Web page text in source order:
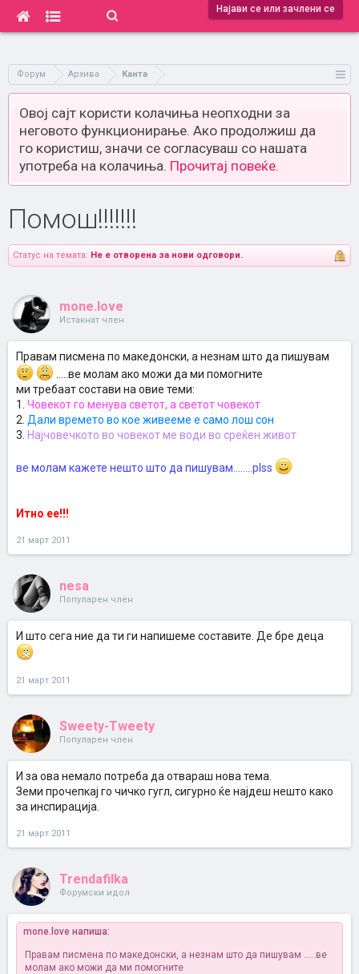
Најави се или зачлени се
Форум Архива Канта
Овој сајт користи колачиња неопходни за
неговото функционирање. Ако продолжиш да
го користиш, значи се согласуваш со нашата
употреба на колачиња. Прочитај повеќе.
Помош!!!!!!!
Статус на темата: Не е отворена за нови одговори.
mone.love
Истакнат член
Правам писмена по македонски, а незнам што да пишувам
.....ве молам ако можи да ми помогните
ми требаат состави на овие теми:
1. Човекот го менува светот, а светот човекот
2. Дали времето во кое живееме е само лош сон
3. Најчовечкото во човекот ме води во среќен живот
ве молам кажете нешто што да пишувам........plss
Итно ее!!!
21 март 2011
nesa
Популарен член
И што сега ние да ти ги напишеме составите. Де бре деца
21 март 2011
Sweety-Tweety
Популарен член
И за ова немало потреба да отвараш нова тема.
Земи прочепкај го чичко гугл, сигурно ќе најдеш нешто како
за инспирација.
21 март 2011
Trendafilka
Форумски идол
mone.love напиша:
Правам писмена по македонски, а незнам што да пишувам .....ве
молам ако можи да ми помогните